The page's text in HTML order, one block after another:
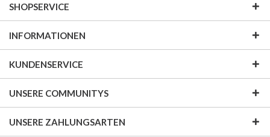
SHOPSERVICE
INFORMATIONEN
KUNDENSERVICE
UNSERE COMMUNITYS
UNSERE ZAHLUNGSARTEN